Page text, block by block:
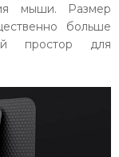
мыши. Размер
больше
простор для